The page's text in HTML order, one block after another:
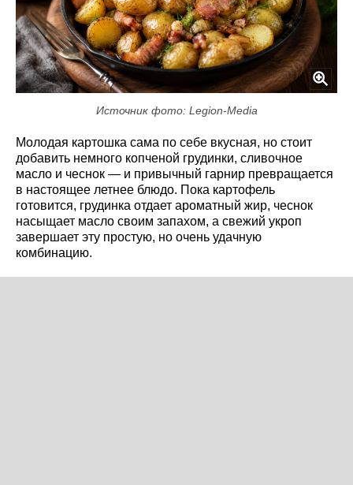
Источник фото: Legion-Media
Молодая картошка сама по себе вкусная, но стоит
добавить немного копченой грудинки, сливочное
масло и чеснок — и привычный гарнир превращается
в настоящее летнее блюдо. Пока картофель
готовится, грудинка отдает ароматный жир, чеснок
насыщает масло своим запахом, а свежий укроп
завершает эту простую, но очень удачную
комбинацию.